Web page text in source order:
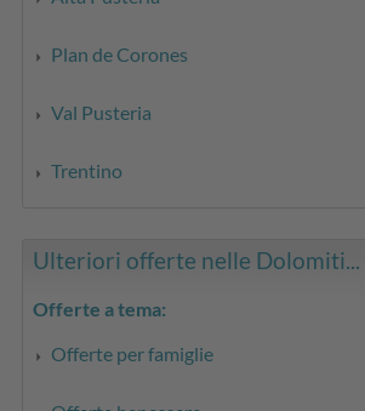
Plan de Corones
Val Pusteria
Trentino
Ulteriori offerte nelle Dolomiti...
Offerte a tema:
Offerte per famiglie